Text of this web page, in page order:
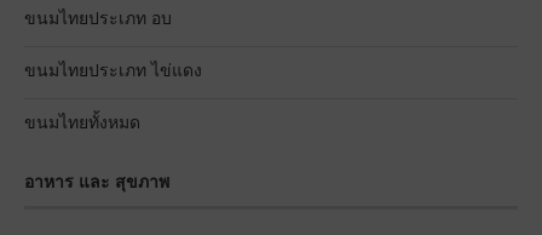
ขนมไทยประเภท อบ
ขนมไทยประเภท ไข่แดง
ขนมไทยทั้งหมด
อาหาร และ สุขภาพ